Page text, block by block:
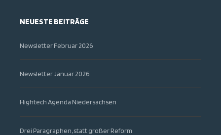
NEUESTE BEITRÄGE
Newsletter Februar 2026
Newsletter Januar 2026
Hightech Agenda Niedersachsen
Drei Paragraphen, statt großer Reform